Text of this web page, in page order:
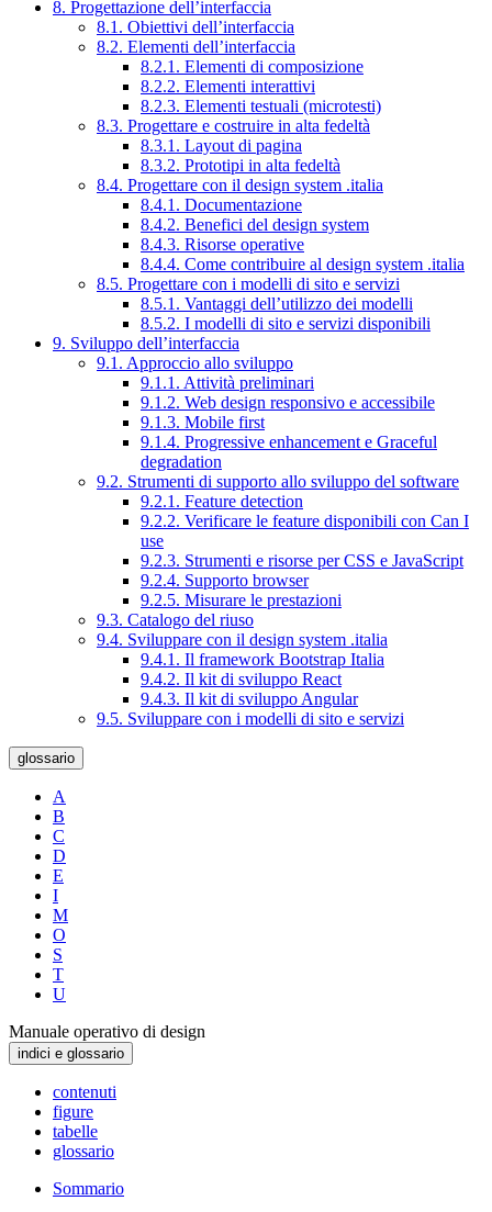
8. Progettazione dell’interfaccia
8.1. Obiettivi dell’interfaccia
8.2. Elementi dell’interfaccia
8.2.1. Elementi di composizione
8.2.2. Elementi interattivi
8.2.3. Elementi testuali (microtesti)
8.3. Progettare e costruire in alta fedeltà
8.3.1. Layout di pagina
8.3.2. Prototipi in alta fedeltà
8.4. Progettare con il design system .italia
8.4.1. Documentazione
8.4.2. Benefici del design system
8.4.3. Risorse operative
8.4.4. Come contribuire al design system .italia
8.5. Progettare con i modelli di sito e servizi
8.5.1. Vantaggi dell’utilizzo dei modelli
8.5.2. I modelli di sito e servizi disponibili
9. Sviluppo dell’interfaccia
9.1. Approccio allo sviluppo
9.1.1. Attività preliminari
9.1.2. Web design responsivo e accessibile
9.1.3. Mobile first
9.1.4. Progressive enhancement e Graceful
degradation
9.2. Strumenti di supporto allo sviluppo del software
9.2.1. Feature detection
9.2.2. Verificare le feature disponibili con Can I
use
9.2.3. Strumenti e risorse per CSS e JavaScript
9.2.4. Supporto browser
9.2.5. Misurare le prestazioni
9.3. Catalogo del riuso
9.4. Sviluppare con il design system .italia
9.4.1. Il framework Bootstrap Italia
9.4.2. Il kit di sviluppo React
9.4.3. Il kit di sviluppo Angular
9.5. Sviluppare con i modelli di sito e servizi
glossario
A
B
C
D
E
I
M
O
S
T
U
Manuale operativo di design
indici e glossario
contenuti
figure
tabelle
glossario
Sommario